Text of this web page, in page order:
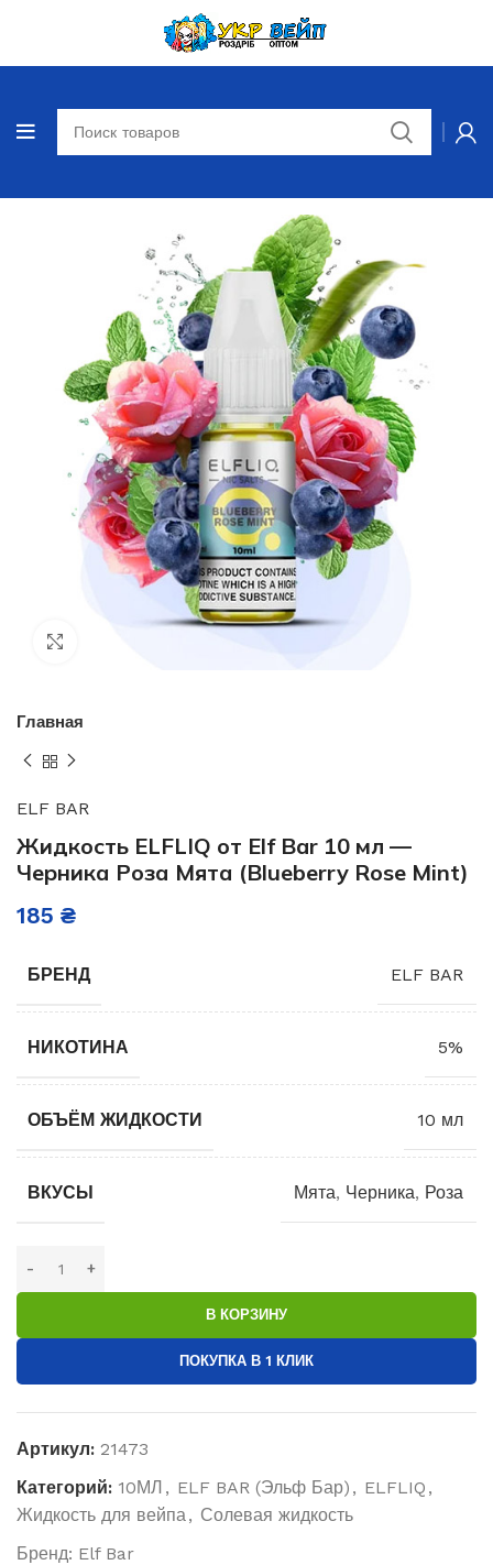
Главная
ELF BAR
Жидкость ELFLIQ от Elf Bar 10 мл —
Черника Роза Мята (Blueberry Rose Mint)
185 ₴
БРЕНД ELF BAR
НИКОТИНА 5%
ОБЪЁМ ЖИДКОСТИ 10 мл
ВКУСЫ Мята, Черника, Роза
В КОРЗИНУ
ПОКУПКА В 1 КЛИК
Артикул: 21473
Категорий: 10МЛ , ELF BAR (Эльф Бар) , ELFLIQ ,
Жидкость для вейпа , Солевая жидкость
Бренд: Elf Bar